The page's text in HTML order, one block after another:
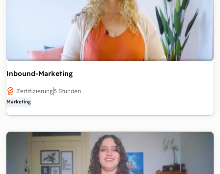
Inbound-Marketing
Zertifizierung5 Stunden
Marketing